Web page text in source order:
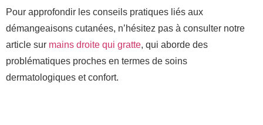
Pour approfondir les conseils pratiques liés aux
démangeaisons cutanées, n’hésitez pas à consulter notre
article sur mains droite qui gratte, qui aborde des
problématiques proches en termes de soins
dermatologiques et confort.